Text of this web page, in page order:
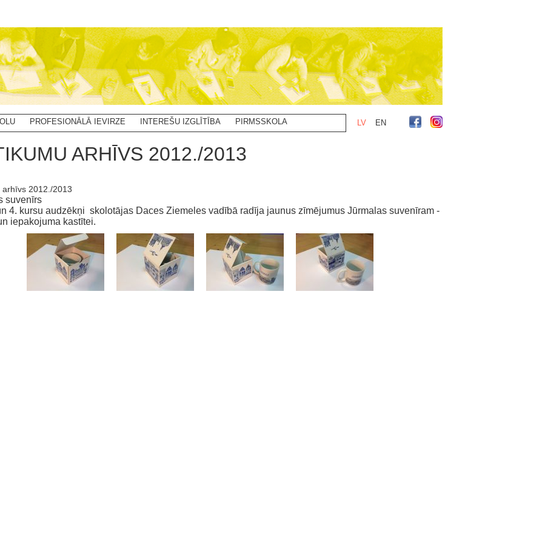
PROFESIONĀLĀ IEVIRZE INTEREŠU IZGLĪTĪBA
PIRMSSKOLA
LV EN
ARHĪVS 2012./2013
arhīvs 2012./2013
suvenīrs
4. kursu audzēkņi skolotājas Daces Ziemeles vadībā radīja jaunus zīmējumus Jūrmalas suvenīram -
iepakojuma kastītei.